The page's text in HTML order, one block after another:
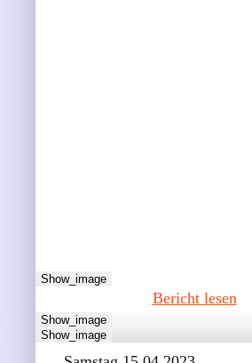
Show_image
Bericht lesen
Show_image
Show_image